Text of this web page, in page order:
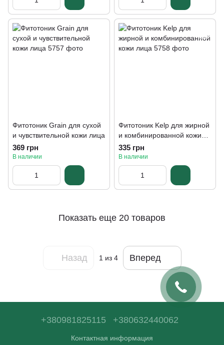
Фитотоник Grain для сухой
и чувствительной кожи лица
369 грн
В наличии
Фитотоник Kelp для жирной
и комбинированной кожи
лица
335 грн
В наличии
Показать еще 20 товаров
Назад 1 из 4 Вперед
+380981825115 +380632440062
Контактная информация